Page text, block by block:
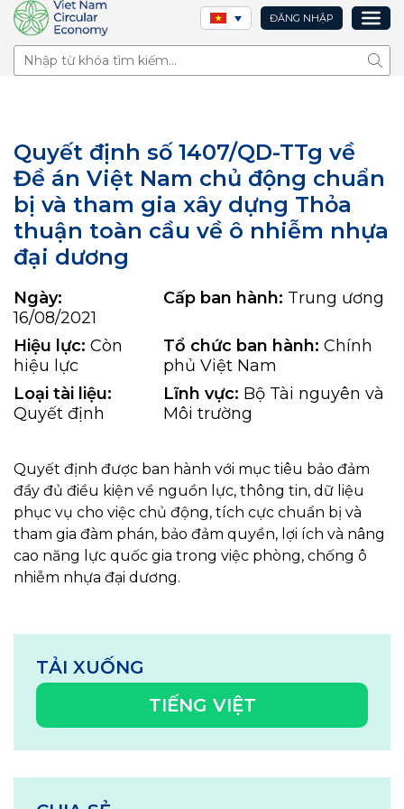
ĐĂNG NHẬP
Tìm
TẢI XUỐNG
TIẾNG VIỆT
Quyết định số 1407/QD-TTg về
Đề án Việt Nam chủ động chuẩn
bị và tham gia xây dựng Thỏa
thuận toàn cầu về ô nhiễm nhựa
đại dương
Ngày:
16/08/2021
Cấp ban hành: Trung ương
Hiệu lực: Còn
hiệu lực
Tổ chức ban hành:Chính
phủ Việt Nam
Loại tài liệu:
Quyết định
Lĩnh vực: Bộ Tài nguyên và
Môi trường
Quyết định được ban hành với mục tiêu bảo đảm
đầy đủ điều kiện về nguồn lực, thông tin, dữ liệu
phục vụ cho việc chủ động, tích cực chuẩn bị và
tham gia đàm phán, bảo đảm quyền, lợi ích và nâng
cao năng lực quốc gia trong việc phòng, chống ô
nhiễm nhựa đại dương.